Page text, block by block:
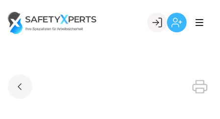
content
Go to landing page.